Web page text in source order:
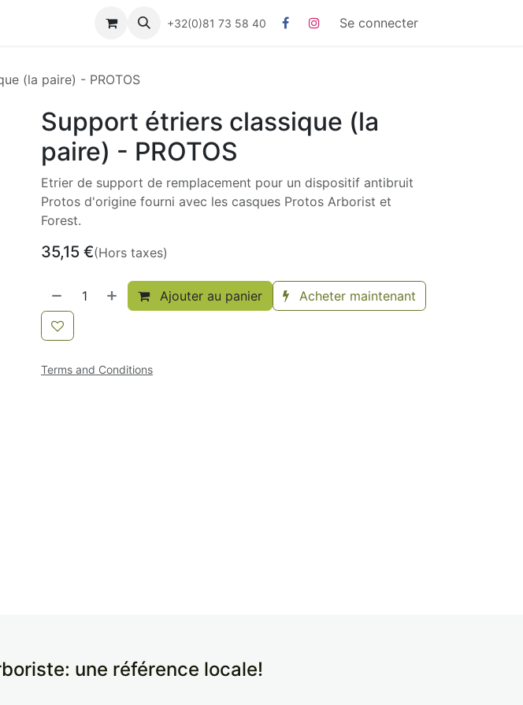
Contactez-nous +32(0)81 73 58 40 Se connecter
(la paire) - PROTOS
Support étriers classique (la
paire) - PROTOS
Etrier de support de remplacement pour un dispositif antibruit
Protos d'origine fourni avec les casques Protos Arborist et
Forest.
35,15 €(Hors taxes)
Ajouter au panier Acheter maintenant
Terms and Conditions
une référence locale!